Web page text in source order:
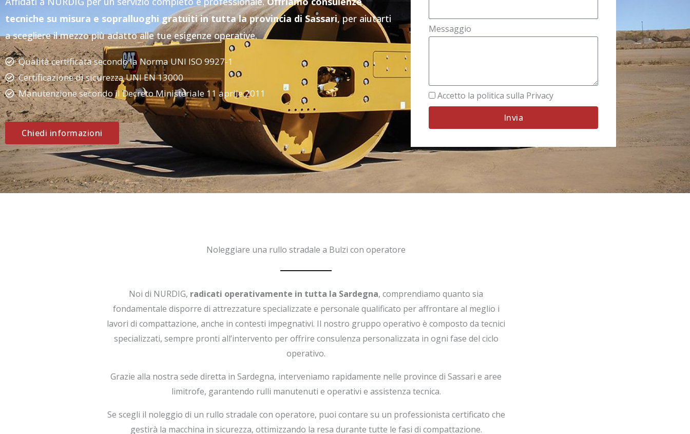
tecniche su misura e sopralluoghi gratuiti in tutta la provincia di Sassari, per aiutarti
a scegliere il mezzo più adatto alle tue esigenze operative.
Qualità certificata secondo la Norma UNI ISO 9927-1
Certificazione di sicurezza UNI EN 13000
Manutenzione secondo il Decreto Ministeriale 11 aprile 2011
Chiedi informazioni
Messaggio
Accetto la politica sulla Privacy
Invia
Noleggiare una rullo stradale a Bulzi con operatore
Noi di NURDIG, radicati operativamente in tutta la Sardegna, comprendiamo quanto sia
fondamentale disporre di attrezzature specializzate e personale qualificato per affrontare al meglio i
lavori di compattazione, anche in contesti impegnativi. Il nostro gruppo operativo è composto da tecnici
specializzati, sempre pronti all’intervento per offrire consulenza personalizzata in ogni fase del ciclo
operativo.
Grazie alla nostra sede diretta in Sardegna, interveniamo rapidamente nelle province di Sassari e aree
limitrofe, garantendo rulli manutenuti e operativi e assistenza tecnica.
Se scegli il noleggio di un rullo stradale con operatore, puoi contare su un professionista certificato che
gestirà la macchina in sicurezza, ottimizzando la resa durante tutte le fasi di compattazione.